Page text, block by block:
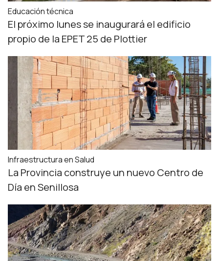
Educación técnica
El próximo lunes se inaugurará el edificio
propio de la EPET 25 de Plottier
Infraestructura en Salud
La Provincia construye un nuevo Centro de
Día en Senillosa